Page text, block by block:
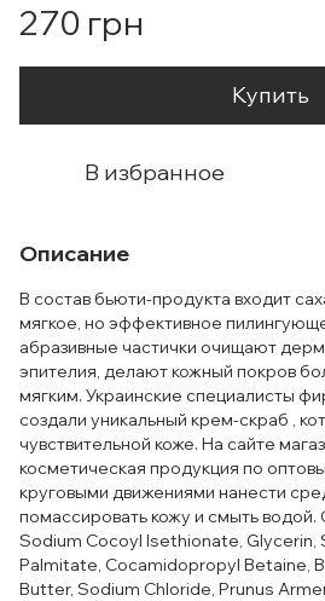
270 грн
Купить
В избранное
Описание
В состав бьюти-продукта входит
мягкое, но эффективное
абразивные частички очищают
эпителия, делают кожный покров
мягким. Украинские специалисты
создали уникальный крем-скраб ,
чувствительной коже. На сайте
косметическая продукция по
круговыми движениями нанести
помассировать кожу и смыть водой.
Sodium Cocoyl Isethionate, Glycerin,
Palmitate, Cocamidopropyl Betaine,
Butter, Sodium Chloride, Prunus